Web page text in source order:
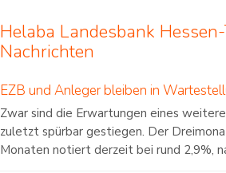
Helaba Landesbank
Nachrichten
EZB und Anleger bleiben in
Zwar sind die Erwartungen eines
zuletzt spürbar gestiegen. Der
Monaten notiert derzeit bei rund 2,9%,